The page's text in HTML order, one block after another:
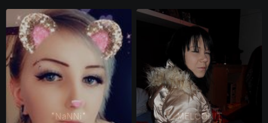
*NaNNi* MELOONIT